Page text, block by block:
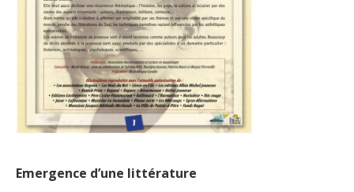
Emergence d’une littérature